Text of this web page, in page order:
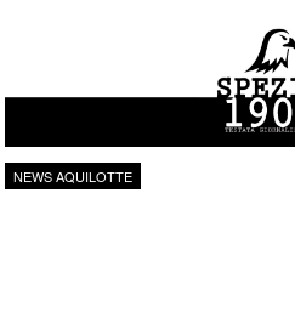
Vai al contenuto
NEWS AQUILOTTE